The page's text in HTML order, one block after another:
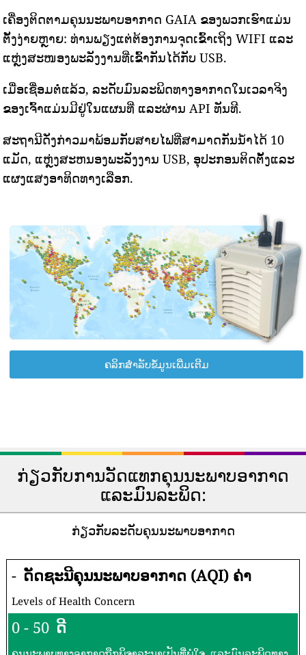
ເຄື່ອງຕິດຕາມຄຸນນະພາບອາກາດ GAIA ຂອງພວກເຮົາແມ່ນ
ຕັ້ງງ່າຍຫຼາຍ: ທ່ານພຽງແຕ່ຕ້ອງການຈຸດເຂົ້າເຖິງ WIFI ແລະ
ແຫຼ່ງສະໜອງພະລັງງານທີ່ເຂົ້າກັນໄດ້ກັບ USB.
ເມື່ອເຊື່ອມຕໍ່ແລ້ວ, ລະດັບມົນລະພິດທາງອາກາດໃນເວລາຈິງ
ຂອງເຈົ້າແມ່ນມີຢູ່ໃນແຜນທີ່ ແລະຜ່ານ API ທັນທີ.
ສະຖານີດັ່ງກ່າວມາພ້ອມກັບສາຍໄຟທີ່ສາມາດກັນນ້ໍາໄດ້ 10
ແມັດ, ແຫຼ່ງສະຫນອງພະລັງງານ USB, ອຸປະກອນຕິດຕັ້ງແລະ
ແຜງແສງອາທິດທາງເລືອກ.
ຄລິກສຳລັບຂໍ້ມູນເພີ່ມເຕີມ
ກ່ຽວກັບການວັດແທກຄຸນນະພາບອາກາດ
ແລະມົນລະພິດ:
ກ່ຽວກັບລະດັບຄຸນນະພາບອາກາດ
- ດັດຊະນີຄຸນນະພາບອາກາດ (AQI) ຄ່າ
Levels of Health Concern
0 - 50 ດີ